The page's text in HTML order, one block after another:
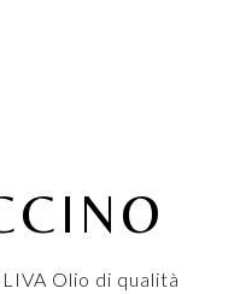
Olio di qualità